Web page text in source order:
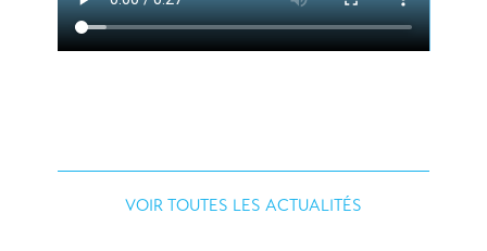
VOIR TOUTES LES ACTUALITÉS